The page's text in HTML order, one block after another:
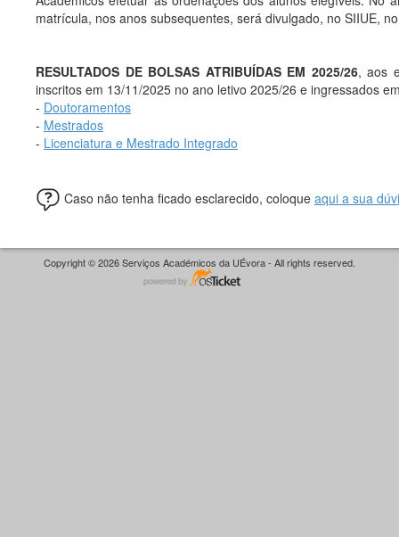
matrícula, nos anos subsequentes, será divulgado, no SIIUE,
RESULTADOS DE BOLSAS ATRIBUÍDAS EM 2025/26, aos
inscritos em 13/11/2025 no ano letivo 2025/26 e ingressados
- Doutoramentos
- Mestrados
- Licenciatura e Mestrado Integrado
Caso não tenha ficado esclarecido, coloque aqui a sua
Copyright © 2026 Serviços Académicos da UÉvora - All rights reserved.